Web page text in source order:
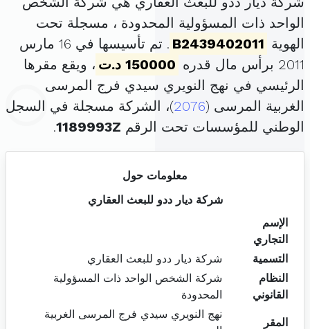
الواحد ذات المسؤولية المحدودة ، مسجلة تحت
الهوية B2439402011
. تم تأسيسها في 16 مارس
2011 برأس مال قدره
150000 د.ت
، ويقع مقرها
الرئيسي في نهج النويري سيدي فرج المرسى
الغربية المرسى (2076)، الشركة مسجلة في السجل
الوطني للمؤسسات تحت الرقم 1189993Z
.
معلومات حول
شركة ديار ددو للبعث العقاري
الإسم
التجاري
التسمية
شركة ديار ددو للبعث العقاري
النظام
القانوني
شركة الشخص الواحد ذات المسؤولية
المحدودة
المقر
نهج النويري سيدي فرج المرسى الغربية